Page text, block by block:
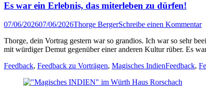
Es war ein Erlebnis, das miterleben zu dürfen!
Veröffentlicht
07/06/202607/06/2026Author
Thorge BergerSchreibe einen Kommentar
Thorge, dein Vortrag gestern war so grandios. Ich war so sehr
mit würdiger Demut gegenüber einer anderen Kultur rüber. Es
Kategorien
Feedback, Feedback zu Vorträgen, Magisches IndienTags
Feedback,